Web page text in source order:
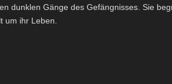
dunklen Gänge des Gefängnisses. Sie
um ihr Leben.